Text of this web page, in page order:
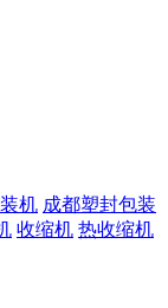
机 成都塑封包装
收缩机 热收缩机